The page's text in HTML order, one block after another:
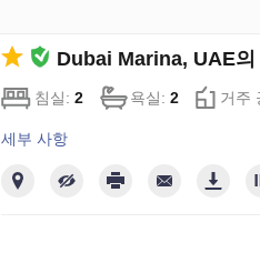
Dubai Marina, UAE의
침실: 2 욕실: 2 거주
세부 사항